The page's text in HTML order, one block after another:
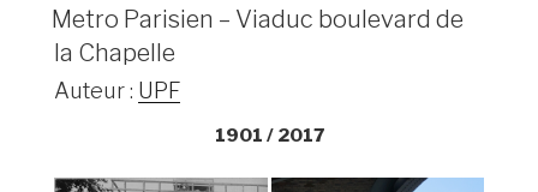
LE
Metro Parisien – Viaduc boulevard de
la Chapelle
Auteur : UPF
1901 / 2017